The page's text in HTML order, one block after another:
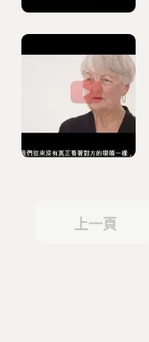
上一頁
上一頁